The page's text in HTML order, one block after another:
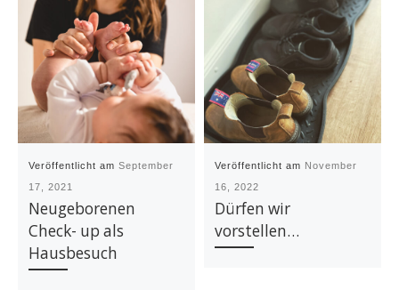
Veröffentlicht amSeptember
17, 2021
Neugeborenen
Check- up als
Hausbesuch
Veröffentlicht am November
16, 2022
Dürfen wir
vorstellen…